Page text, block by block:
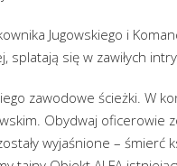
Jugowskiego i
się w zawiłych
zawodowe ścieżki. W
Obydwaj oficerowie
wyjaśnione – śmierć